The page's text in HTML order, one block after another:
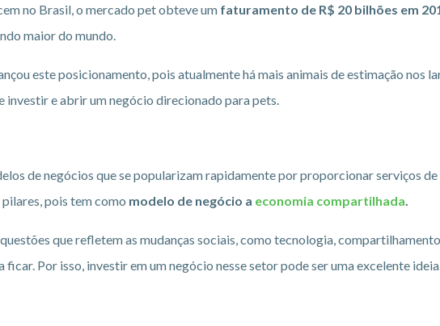
no Brasil, o mercado pet obteve um faturamento de R$ 20 bilhões em
maior do mundo.
este posicionamento, pois atualmente há mais animais de estimação nos
investir e abrir um negócio direcionado para pets.
de negócios que se popularizam rapidamente por proporcionar serviços
pois tem como modelo de negócio a economia compartilhada.
questões que refletem as mudanças sociais, como tecnologia,
Por isso, investir em um negócio nesse setor pode ser uma excelente